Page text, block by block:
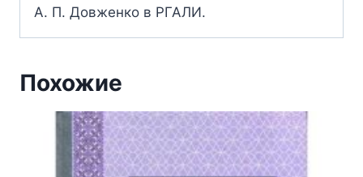
А. П. Довженко в РГАЛИ.
Похожие